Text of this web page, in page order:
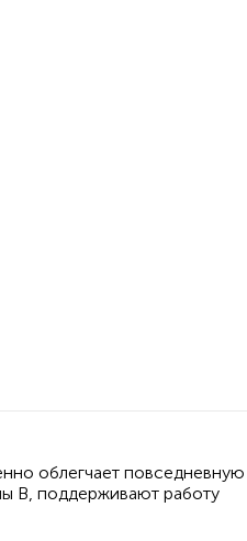
облегчает повседневную
B, поддерживают работу